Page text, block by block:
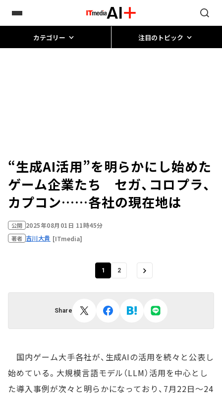
カテゴリー 注目のトピック
“生成AI活用”を明らかにし始めた
ゲーム企業たち セガ、コロプラ、
カプコン……各社の現在地は
公開 2025年08月01日 11時45分
著者 吉川大貴 [ITmedia]
1 2
Share
国内ゲーム大手各社が、生成AIの活用を続々と公表し
始めている。大規模言語モデル（LLM）活用を中心とし
た導入事例が次々と明らかになっており、7月22日～24